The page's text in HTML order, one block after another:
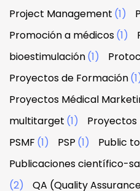
Project Management (1)
Promoción a médicos(1)
bioestimulación(1)
Proyectos de Formación
Proyectos Médical
multitarget (1)
PSMF (1) PSP (1) Public
Publicaciones científico-
(2)
QA (Quality